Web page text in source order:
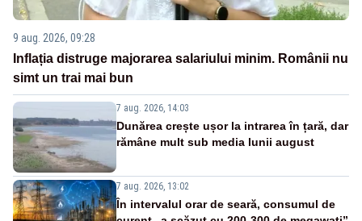
9 aug. 2026, 09:28
Inflația distruge majorarea salariului minim. Românii nu
simt un trai mai bun
7 aug. 2026, 14:03
Dunărea crește ușor la intrarea în țară, dar
rămâne mult sub media lunii august
7 aug. 2026, 13:02
În intervalul orar de seară, consumul de